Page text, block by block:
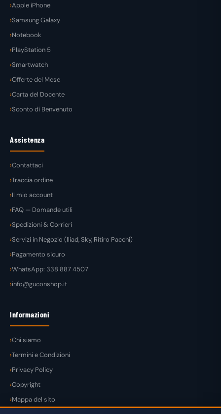
Apple iPhone
Samsung Galaxy
Notebook
PlayStation 5
Smartwatch
Offerte del Mese
Carta del Docente
Sconto di Benvenuto
Assistenza
Contattaci
Traccia ordine
Il mio account
FAQ — Domande utili
Spedizioni & Corrieri
Servizi in Negozio (Iliad, Sky, Ritiro Pacchi)
Pagamento sicuro
WhatsApp: 338 887 4507
info@guconshop.it
Informazioni
Chi siamo
Termini e Condizioni
Privacy Policy
Copyright
Mappa del sito